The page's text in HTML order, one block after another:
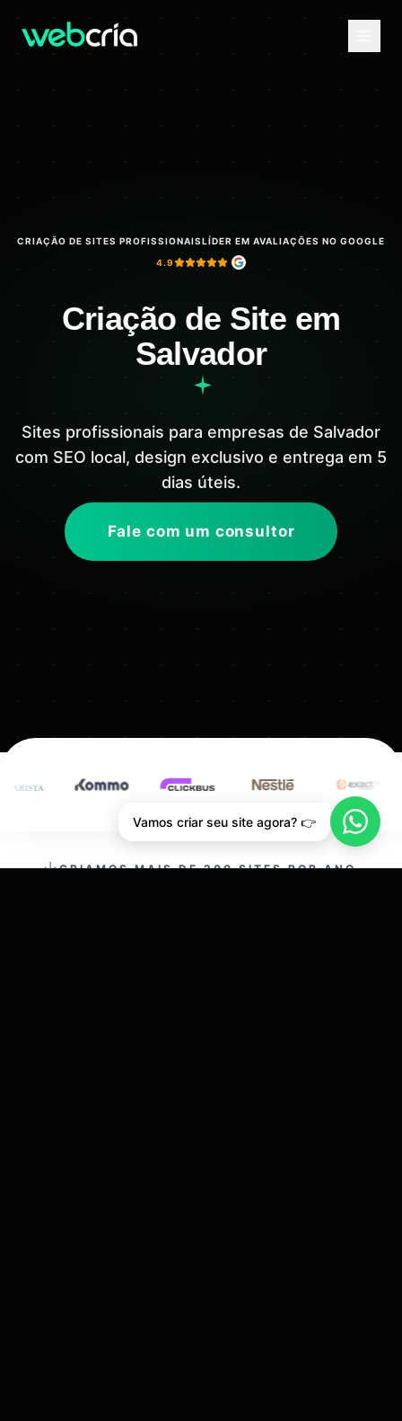
CRIAÇÃO DE SITES PROFISSIONAISLÍDER EM AVALIAÇÕES NO GOOGLE
4.9
Criação de Site em
Salvador
Sites profissionais para empresas de Salvador
com SEO local, design exclusivo e entrega em 5
dias úteis.
Fale com um consultor
CRIAMOS MAIS DE 200 SITES POR ANO.
Vamos criar seu site agora? 👉